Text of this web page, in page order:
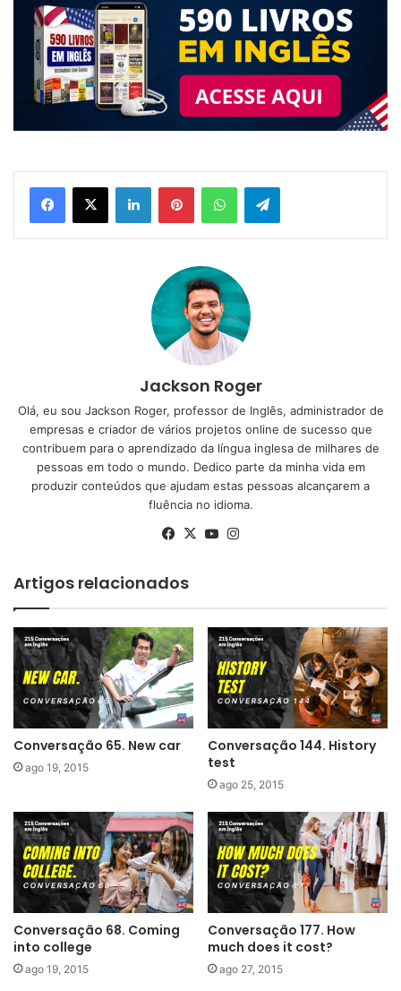
LinkedinPinterestWhatsAppTelegram
Jackson Roger
Olá, eu sou Jackson Roger, professor de Inglês, administrador de
empresas e criador de vários projetos online de sucesso que
contribuem para o aprendizado da língua inglesa de milhares de
pessoas em todo o mundo. Dedico parte da minha vida em
produzir conteúdos que ajudam estas pessoas alcançarem a
fluência no idioma.
Facebook
X YouTube
Artigos relacionados
Conversação 65. New car
ago 19, 2015
Conversação 144. History
test
ago 25, 2015
Conversação 68. Coming
into college
ago 19, 2015
Conversação 177. How
much does it cost?
ago 27, 2015